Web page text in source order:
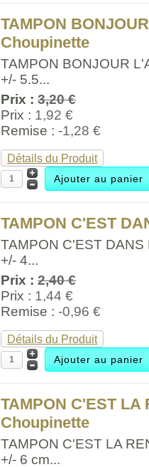
TAMPON
Choupinette
TAMPON BONJOUR
+/- 5.5...
Prix :3,20 €
Prix : 1,92 €
Remise :-1,28 €
Détails du Produit
TAMPON C'EST
TAMPON C'EST DANS
+/- 4...
Prix :2,40 €
Prix : 1,44 €
Remise :-0,96 €
Détails du Produit
TAMPON C'EST LA
Choupinette
TAMPON C'EST LA
+/- 6 cm...